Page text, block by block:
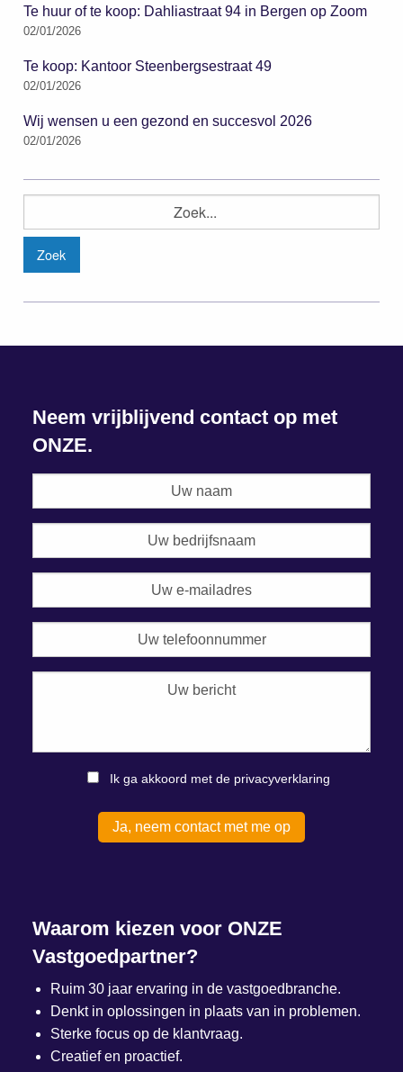
Te huur of te koop: Dahliastraat 94 in Bergen op Zoom
02/01/2026
Te koop: Kantoor Steenbergsestraat 49
02/01/2026
Wij wensen u een gezond en succesvol 2026
02/01/2026
naar:
Neem vrijblijvend contact op met
ONZE.
Ik ga akkoord met de privacyverklaring
Waarom kiezen voor ONZE
Vastgoedpartner?
Ruim 30 jaar ervaring in de vastgoedbranche.
Denkt in oplossingen in plaats van in problemen.
Sterke focus op de klantvraag.
Creatief en proactief.